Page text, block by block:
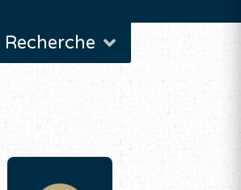
Recherche